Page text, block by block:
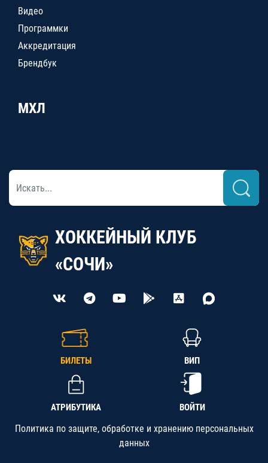
Видео
Программки
Аккредитация
Брендбук
МХЛ
ХОККЕЙНЫЙ КЛУБ
«СОЧИ»
БИЛЕТЫ ВИП
АТРИБУТИКА ВОЙТИ
Политика по защите, обработке и хранению персональных
данных